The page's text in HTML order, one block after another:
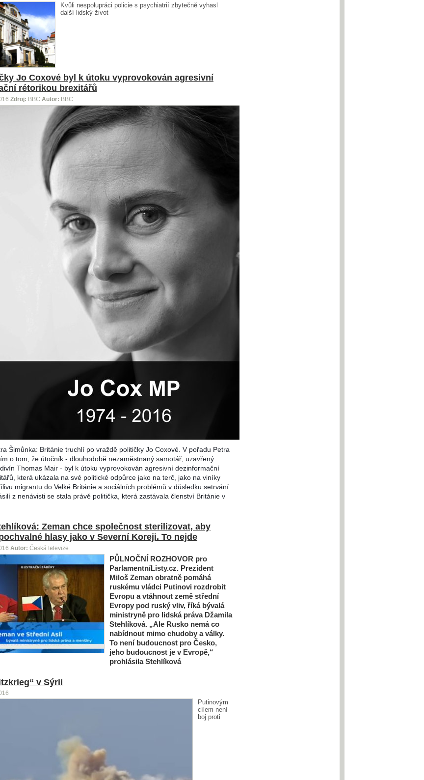
Kvůli nespolupráci policie s psychiatrií zbytečně vyhasl
další lidský život
Jo Coxové byl k útoku vyprovokován agresivní
rétorikou brexitářů
Zdroj: BBC Autor: BBC
Šimůnka: Británie truchlí po vraždě političky Jo Coxové. V pořadu Petra
o tom, že útočník - dlouhodobě nezaměstnaný samotář, uzavřený
Thomas Mair - byl k útoku vyprovokován agresivní dezinformační
která ukázala na své politické odpůrce jako na terč, jako na viníky
migrantu do Velké Británie a sociálních problémů v důsledku setrvání
z nenávisti se stala právě politička, která zastávala členství Británie v
Zeman chce společnost sterilizovat, aby
hlasy jako v Severní Koreji. To nejde
Autor: Česká televize
PŮLNOČNÍ ROZHOVOR pro
ParlamentníListy.cz. Prezident
Miloš Zeman obratně pomáhá
ruskému vládci Putinovi rozdrobit
Evropu a vtáhnout země střední
Evropy pod ruský vliv, říká bývalá
ministryně pro lidská práva Džamila
Stehlíková. „Ale Rusko nemá co
nabídnout mimo chudoby a války.
To není budoucnost pro Česko,
jeho budoucnost je v Evropě,“
prohlásila Stehlíková
v Sýrii
Putinovým
cílem není
boj proti